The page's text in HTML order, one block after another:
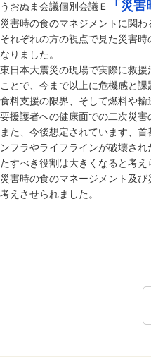
うおぬま会議個別会議Ｅ 「災
災害時の食のマネジメントに関わ
それぞれの方の視点で見た災害
なりました。
東日本大震災の現場で実際に救
ことで、今まで以上に危機感と課
食料支援の限界、そして燃料や
要援護者への健康面での二次災害
また、今後想定されています、
ンフラやライフラインが破壊さ
たすべき役割は大きくなると考え
災害時の食のマネージメント及
考えさせられました。